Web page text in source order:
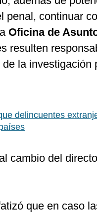
penal, continuar
Oficina de
resulten
la investigación
delincuentes
cambio del
que en caso